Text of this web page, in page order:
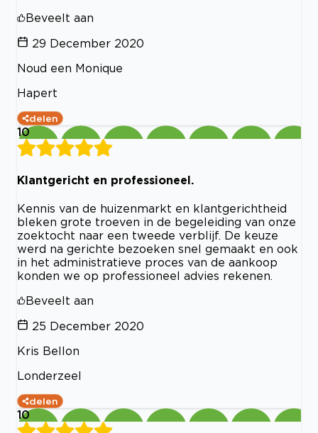
Beveelt aan
29 December 2020
Noud een Monique
Hapert
delen
10
Klantgericht en professioneel.
Kennis van de huizenmarkt en klantgerichtheid
bleken grote troeven in de begeleiding van onze
zoektocht naar een tweede verblijf. De keuze
werd na gerichte bezoeken snel gemaakt en ook
in het administratieve proces van de aankoop
konden we op professioneel advies rekenen.
Beveelt aan
25 December 2020
Kris Bellon
Londerzeel
delen
10